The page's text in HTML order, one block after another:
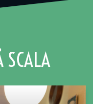
SCALA